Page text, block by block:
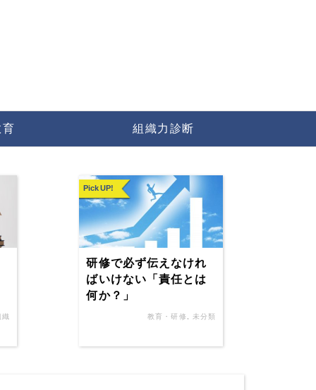
育 組織力診断
織
Pick UP!
研修で必ず伝えなけれ
ばいけない「責任とは
何か？」
教育・研修 , 未分類